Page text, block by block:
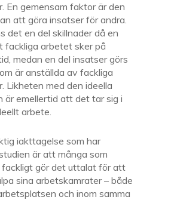
En gemensam faktor är den
att göra insatser för andra.
det en del skillnader då en
fackliga arbetet sker på
medan en del insatser görs
är anställda av fackliga
Likheten med den ideella
är emellertid att det tar sig i
arbete.
iakttagelse som har
är att många som
fackligt gör det uttalat för att
sina arbetskamrater – både
och inom samma